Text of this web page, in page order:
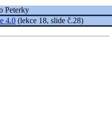
Peterky
4.0 (lekce 18, slide č.28)